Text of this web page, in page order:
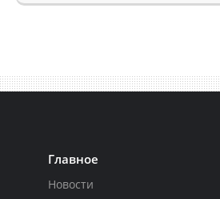
Главное
Новости